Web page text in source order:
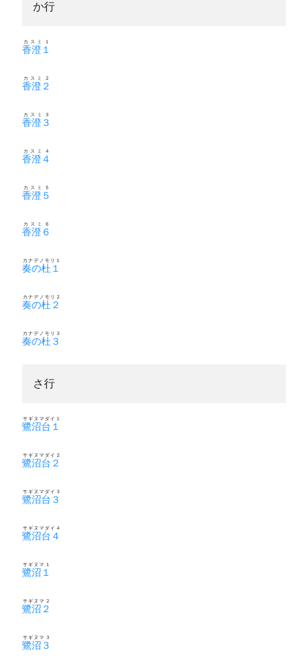
か行
香澄１
カスミ１
香澄２
カスミ２
香澄３
カスミ３
香澄４
カスミ４
香澄５
カスミ５
香澄６
カスミ６
奏の杜１
カナデノモリ１
奏の杜２
カナデノモリ２
奏の杜３
カナデノモリ３
さ行
鷺沼台１
サギヌマダイ１
鷺沼台２
サギヌマダイ２
鷺沼台３
サギヌマダイ３
鷺沼台４
サギヌマダイ４
鷺沼１
サギヌマ１
鷺沼２
サギヌマ２
鷺沼３
サギヌマ３